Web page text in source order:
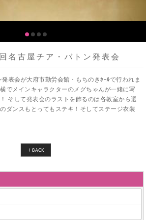
名古屋チア・バトン発表会
表会が大府市勤労会館・もちのきﾎｰﾙで行われま
でメインキャラクターのメグちゃんが一緒に写
そして発表会のラストを飾るのは各教室から選
ダンスもとってもステキ！そしてステージ衣装